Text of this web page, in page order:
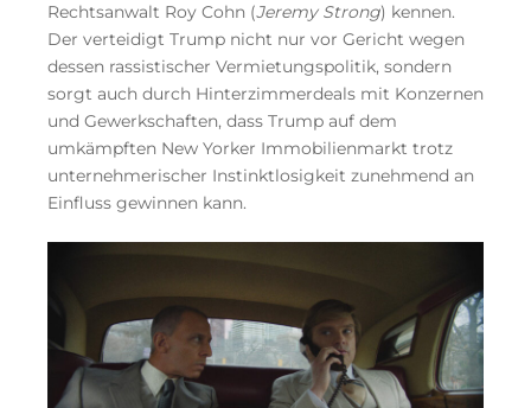
Rechtsanwalt Roy Cohn (Jeremy Strong) kennen.
Der verteidigt Trump nicht nur vor Gericht wegen
dessen rassistischer Vermietungspolitik, sondern
sorgt auch durch Hinterzimmerdeals mit Konzernen
und Gewerkschaften, dass Trump auf dem
umkämpften New Yorker Immobilienmarkt trotz
unternehmerischer Instinktlosigkeit zunehmend an
Einfluss gewinnen kann.